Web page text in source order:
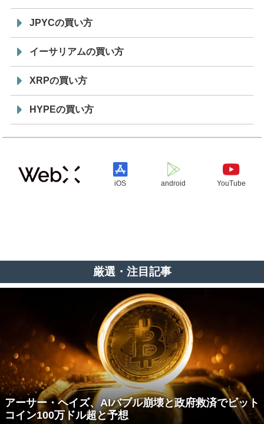
JPYCの買い方
イーサリアムの買い方
XRPの買い方
HYPEの買い方
iOS android YouTube
厳選・注目記事
アーサー・ヘイズ、AIバブル崩壊と政府救済でビット
コイン100万ドル超と予想